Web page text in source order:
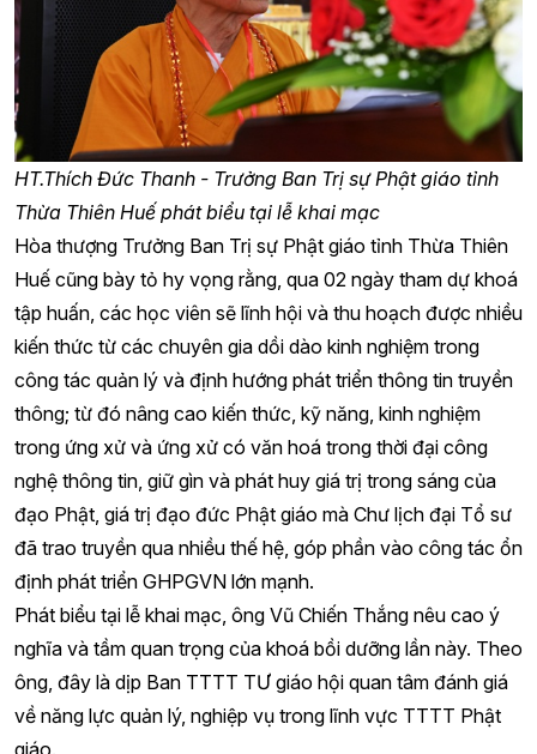
HT.Thích Đức Thanh - Trưởng Ban Trị sự Phật giáo tỉnh
Thừa Thiên Huế phát biểu tại lễ khai mạc
Hòa thượng Trưởng Ban Trị sự Phật giáo tỉnh Thừa Thiên
Huế cũng bày tỏ hy vọng rằng, qua 02 ngày tham dự khoá
tập huấn, các học viên sẽ lĩnh hội và thu hoạch được nhiều
kiến thức từ các chuyên gia dồi dào kinh nghiệm trong
công tác quản lý và định hướng phát triển thông tin truyền
thông; từ đó nâng cao kiến thức, kỹ năng, kinh nghiệm
trong ứng xử và ứng xử có văn hoá trong thời đại công
nghệ thông tin, giữ gìn và phát huy giá trị trong sáng của
đạo Phật, giá trị đạo đức Phật giáo mà Chư lịch đại Tổ sư
đã trao truyền qua nhiều thế hệ, góp phần vào công tác ổn
định phát triển GHPGVN lớn mạnh.
Phát biểu tại lễ khai mạc, ông Vũ Chiến Thắng nêu cao ý
nghĩa và tầm quan trọng của khoá bồi dưỡng lần này. Theo
ông, đây là dịp Ban TTTT TƯ giáo hội quan tâm đánh giá
về năng lực quản lý, nghiệp vụ trong lĩnh vực TTTT Phật
giáo.